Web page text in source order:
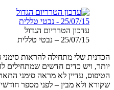
עדכון הטרריום הגדול
25/07/15 – נבטי טללית
הכדנית שלי מתחילה להראות
יותר, ויש כדים חדשים
הטיפוס, עדיין לא מראה סימני
שקורא ולא מבין – לפני מספר